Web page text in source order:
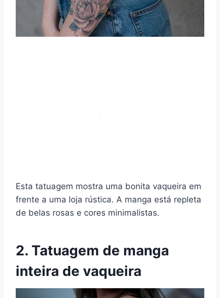
Esta tatuagem mostra uma bonita vaqueira em
frente a uma loja rústica. A manga está repleta
de belas rosas e cores minimalistas.
2. Tatuagem de manga
inteira de vaqueira